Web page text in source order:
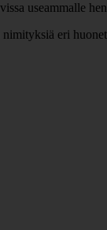
useammalle
eri